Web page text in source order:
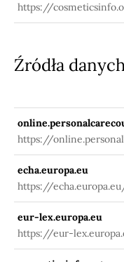
https://
diethyl-phthalate-
Źródła
https://
static/online/lists/cir-
echa.europa.eu
https://
profile/-/briefprofile/
eur-lex.europa.eu
https://eur-